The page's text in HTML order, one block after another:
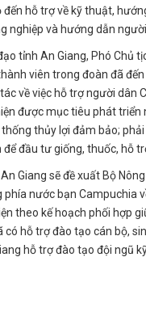
đến hỗ trợ về kỹ thuật,
nghiệp và hướng dẫn
tỉnh An Giang, Phó Chủ
viên trong đoàn đã
về việc hỗ trợ người dân
được mục tiêu phát triển
thủy lợi đảm bảo;
để đầu tư giống, thuốc, hỗ
Giang sẽ đề xuất Bộ
phía nước bạn Campuchia
theo kế hoạch phối hợp
có hỗ trợ đào tạo cán bộ,
hỗ trợ đào tạo đội ngũ